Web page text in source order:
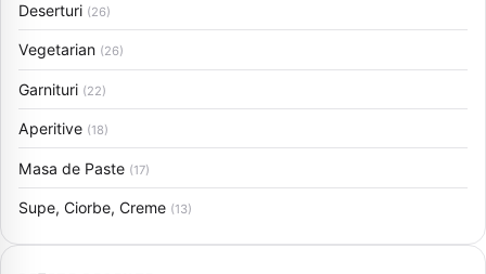
Deserturi (26)
Vegetarian (26)
Garnituri (22)
Aperitive (18)
Masa de Paste (17)
Supe, Ciorbe, Creme (13)